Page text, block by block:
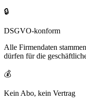
🔒
DSGVO-konform
Alle Firmendaten
dürfen für die
💰
Kein Abo, kein Vertrag